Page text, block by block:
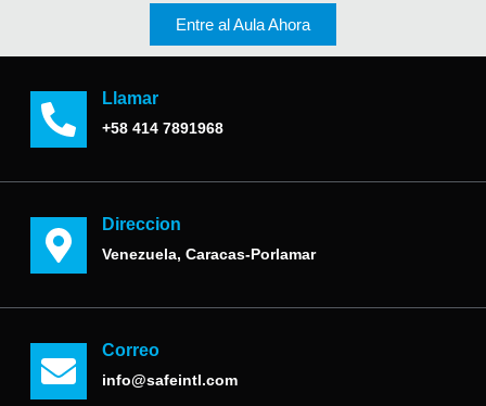
Entre al Aula Ahora
Llamar
+58 414 7891968
Direccion
Venezuela, Caracas-Porlamar
Correo
info@safeintl.com